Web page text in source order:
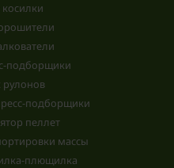
подборщики
подборщики
пеллет
массы
плющилка